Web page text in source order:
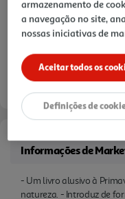
Informações de
- Um livro alusivo à
natureza. - Introduz de
armazenamento de
a navegação no site,
nossas iniciativas de
Aceitar todos os
Definições de